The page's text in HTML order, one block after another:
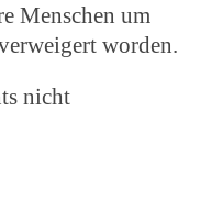
Menschen um
worden.